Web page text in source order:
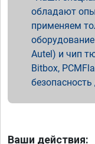
обладают
применяем
Autel) и чип
Bitbox,
Ваши действия: